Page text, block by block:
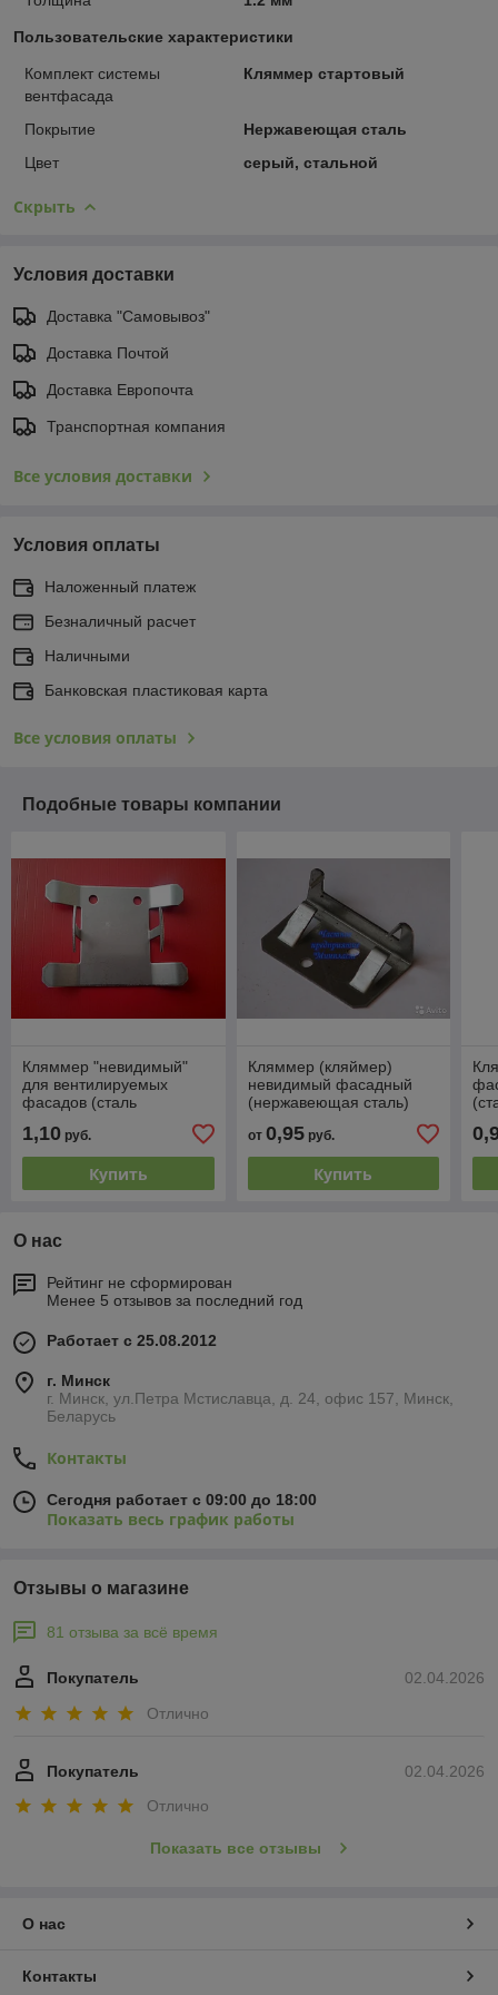
Пользовательские характеристики
Комплект системы
вентфасада
Кляммер стартовый
Покрытие
Нержавеющая сталь
Цвет
серый, стальной
Скрыть
Условия доставки
Доставка "Самовывоз"
Доставка Почтой
Доставка Европочта
Транспортная компания
Все условия доставки
Условия оплаты
Наложенный платеж
Безналичный расчет
Наличными
Банковская пластиковая карта
Все условия оплаты
Подобные товары компании
Кляммер "невидимый"
для вентилируемых
фасадов (сталь
1,10 руб.
Купить
Кляммер (кляймер)
невидимый фасадный
(нержавеющая сталь)
от 0,95руб.
Купить
О нас
Рейтинг не сформирован
Менее 5 отзывов за последний год
Работает с 25.08.2012
г. Минск
г. Минск, ул.Петра Мстиславца, д. 24, офис 157, Минск,
Беларусь
Контакты
Сегодня работает с 09:00 до 18:00
Показать весь график работы
Отзывы о магазине
81 отзыва за всё время
02.04.2026
Покупатель
Отлично
02.04.2026
Покупатель
Отлично
Показать все отзывы
О нас
Контакты